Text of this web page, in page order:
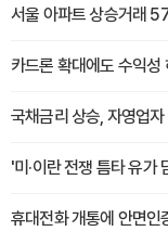
서울 아파트 상승거래
카드론 확대에도 수익
국채금리 상승, 자영업
'미·이란 전쟁 틈타 유
휴대전화 개통에 안면인